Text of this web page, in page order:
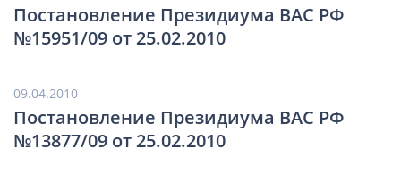
Постановление Президиума ВАС РФ
№15951/09 от 25.02.2010
09.04.2010
Постановление Президиума ВАС РФ
№13877/09 от 25.02.2010